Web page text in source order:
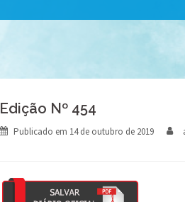
Edição Nº 454
Publicado em 14 de outubro de 2019